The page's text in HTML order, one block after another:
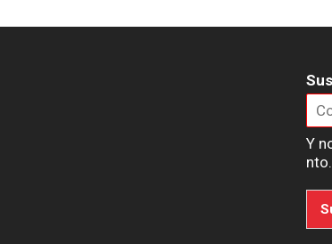
Y
nto.